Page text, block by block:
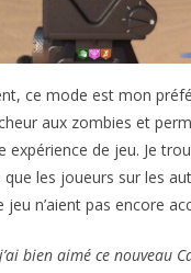
ce mode est mon
aux zombies et
expérience de jeu. Je
les joueurs sur les
n’aient pas encore
bien aimé ce nouveau